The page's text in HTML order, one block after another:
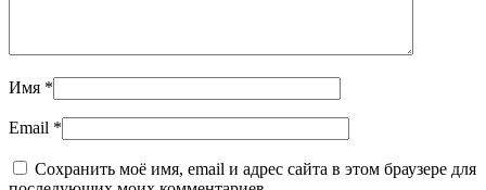
Имя *
Email *
Сохранить моё имя, email и адрес сайта в этом браузере для